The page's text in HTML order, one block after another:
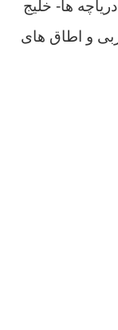
ها- خلیج
و اطاق های